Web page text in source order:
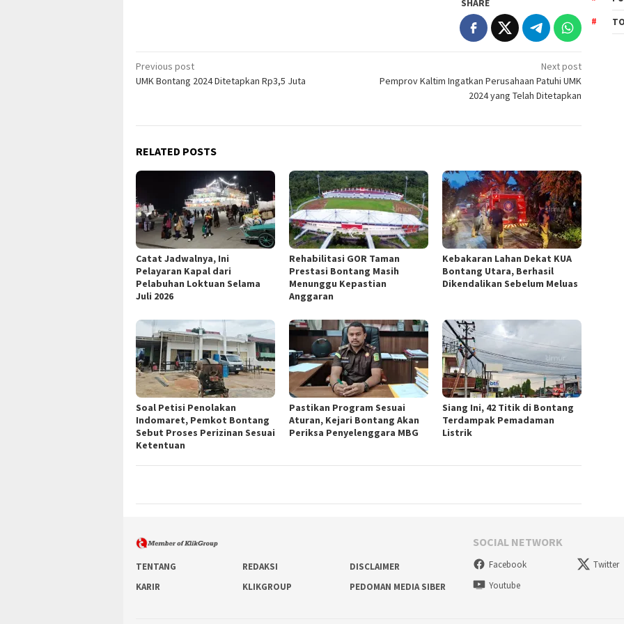
Post
navigation
Previous post
UMK Bontang 2024 Ditetapkan Rp3,5 Juta
Next post
Pemprov Kaltim Ingatkan Perusahaan Patuhi UMK
2024 yang Telah Ditetapkan
RELATED POSTS
Catat Jadwalnya, Ini
Pelayaran Kapal dari
Pelabuhan Loktuan Selama
Juli 2026
Rehabilitasi GOR Taman
Prestasi Bontang Masih
Menunggu Kepastian
Anggaran
Kebakaran Lahan Dekat KUA
Bontang Utara, Berhasil
Dikendalikan Sebelum Meluas
Soal Petisi Penolakan
Indomaret, Pemkot Bontang
Sebut Proses Perizinan Sesuai
Ketentuan
Pastikan Program Sesuai
Aturan, Kejari Bontang Akan
Periksa Penyelenggara MBG
Siang Ini, 42 Titik di Bontang
Terdampak Pemadaman
Listrik
TENTANG REDAKSI
DISCLAIMER
KARIR
KLIKGROUP PEDOMAN MEDIA SIBER
SOCIAL NETWORK
Facebook
Twitter
Youtube